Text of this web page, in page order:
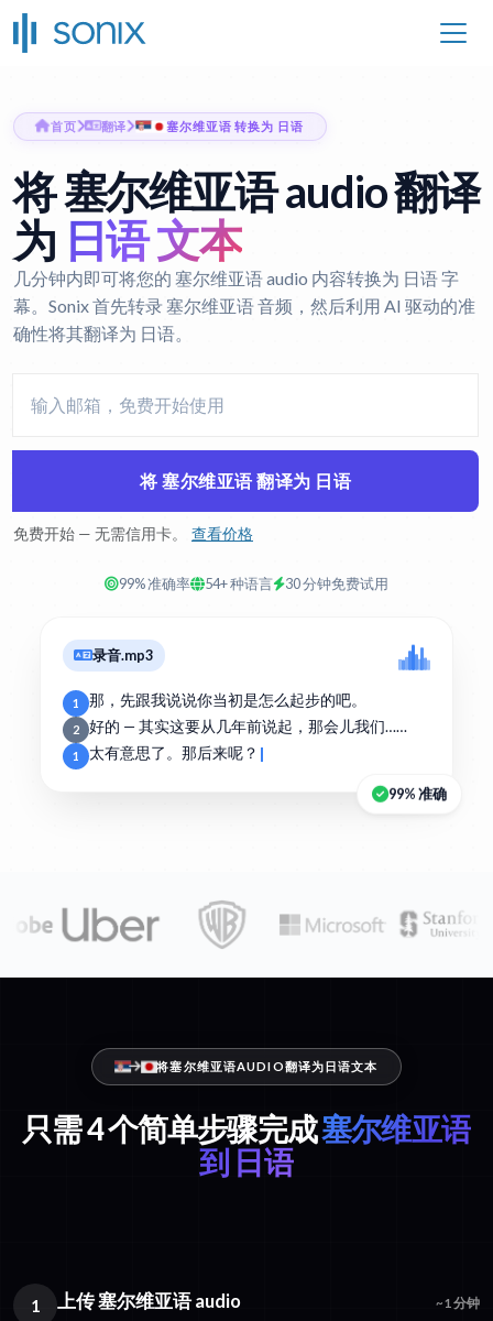
首页 翻译 塞尔维亚语 转换为 日语
将 塞尔维亚语 audio 翻译
为 日语 文本
几分钟内即可将您的 塞尔维亚语 audio 内容转换为 日语 字
幕。Sonix 首先转录 塞尔维亚语 音频，然后利用 AI 驱动的准
确性将其翻译为 日语。
将 塞尔维亚语 翻译为 日语
免费开始 — 无需信用卡。 查看价格
99% 准确率 54+ 种语言 30 分钟免费试用
录音.mp3
1 那，先跟我说说你当初是怎么起步的吧。
2 好的 — 其实这要从几年前说起，那会儿我们……
1 太有意思了。那后来呢？
99% 准确
将塞尔维亚语AUDIO翻译为日语文本
只需 4 个简单步骤完成塞尔维亚语
到 日语
1 上传 塞尔维亚语 audio ~1 分钟